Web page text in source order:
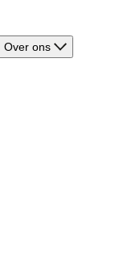
Over ons